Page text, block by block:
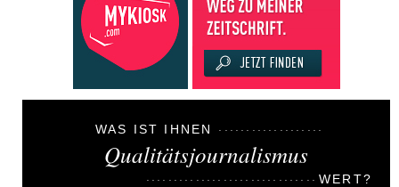
WAS IST IHNEN
Qualitätsjournalismus
WERT?